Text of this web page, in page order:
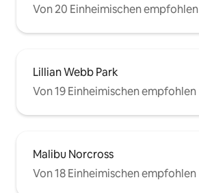
Von 20 Einheimischen empfohlen
Lillian Webb Park
Von 19 Einheimischen empfohlen
Malibu Norcross
Von 18 Einheimischen empfohlen